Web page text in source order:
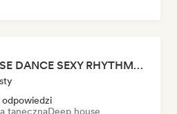
TECH HOUSE DANCE SEXY RHYTHMS 2026
tanecznaDeep house